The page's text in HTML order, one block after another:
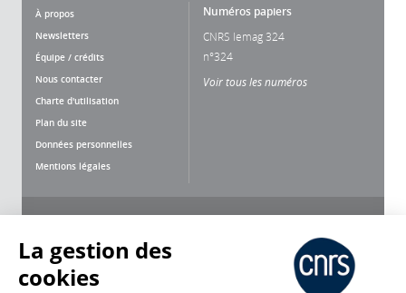
À propos
Newsletters
Équipe / crédits
Nous contacter
Charte d'utilisation
Plan du site
Données personnelles
Mentions légales
Numéros papiers
CNRS lemag 324
n°324
Voir tous les numéros
La gestion des
cookies